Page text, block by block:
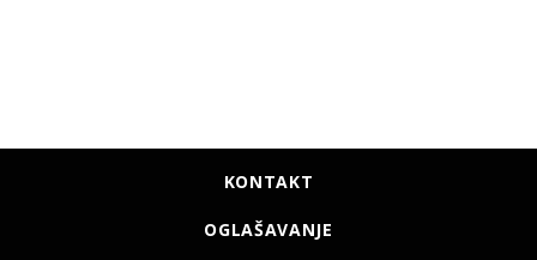
KONTAKT
OGLAŠAVANJE